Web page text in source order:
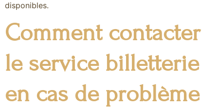
disponibles.
Comment contacter
le service billetterie
en cas de problème